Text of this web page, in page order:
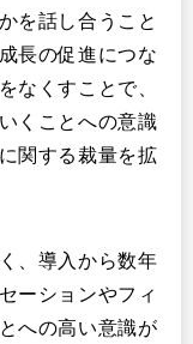
を話し合うこと
長の促進につな
なくすことで、
くことへの意識
関する裁量を拡
、導入から数年
ーションやフィ
への高い意識が